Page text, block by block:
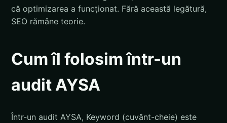
că optimizarea a funcționat. Fără această legătură,
SEO rămâne teorie.
Cum îl folosim într-un
audit AYSA
Într-un audit AYSA, Keyword (cuvânt-cheie) este